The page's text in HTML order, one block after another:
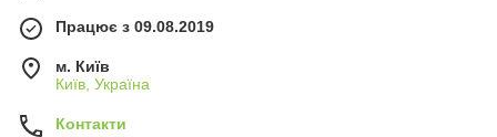
Працює з 09.08.2019
м. Київ
Київ, Україна
Контакти